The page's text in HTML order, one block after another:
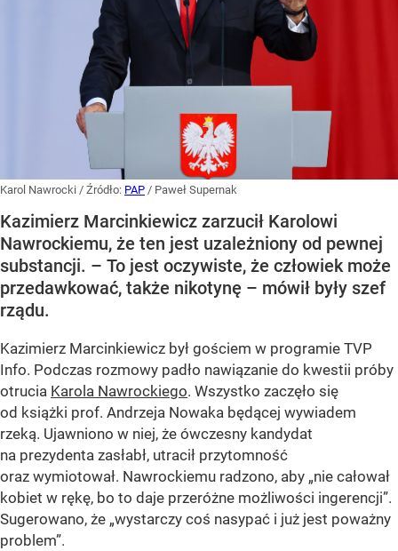
Karol Nawrocki / Źródło: PAP / Paweł Supernak
Kazimierz Marcinkiewicz zarzucił Karolowi
Nawrockiemu, że ten jest uzależniony od pewnej
substancji. – To jest oczywiste, że człowiek może
przedawkować, także nikotynę – mówił były szef
rządu.
Kazimierz Marcinkiewicz był gościem w programie TVP
Info. Podczas rozmowy padło nawiązanie do kwestii próby
otrucia Karola Nawrockiego. Wszystko zaczęło się
od książki prof. Andrzeja Nowaka będącej wywiadem
rzeką. Ujawniono w niej, że ówczesny kandydat
na prezydenta zasłabł, utracił przytomność
oraz wymiotował. Nawrockiemu radzono, aby „nie całował
kobiet w rękę, bo to daje przeróżne możliwości ingerencji”.
Sugerowano, że „wystarczy coś nasypać i już jest poważny
problem”.